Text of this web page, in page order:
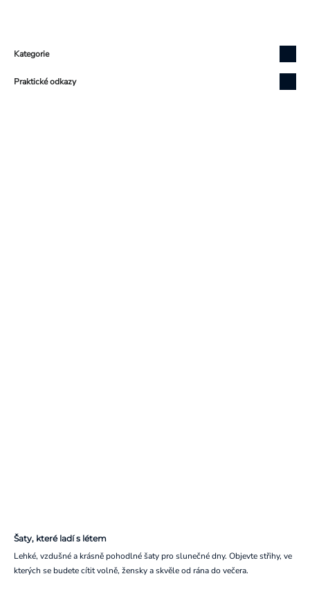
Kategorie
Praktické odkazy
Šaty, které ladí s létem
Lehké, vzdušné a krásně pohodlné šaty pro slunečné dny. Objevte střihy, ve
kterých se budete cítit volně, žensky a skvěle od rána do večera.